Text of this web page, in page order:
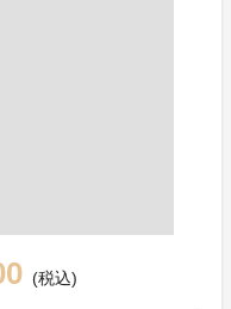
(税込)